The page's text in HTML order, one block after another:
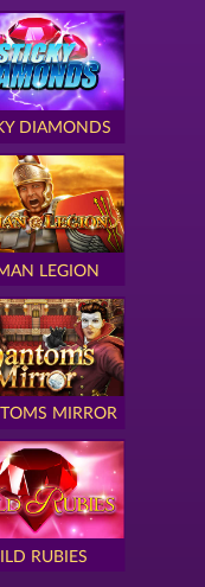
DIAMONDS
LEGION
MIRROR
RUBIES